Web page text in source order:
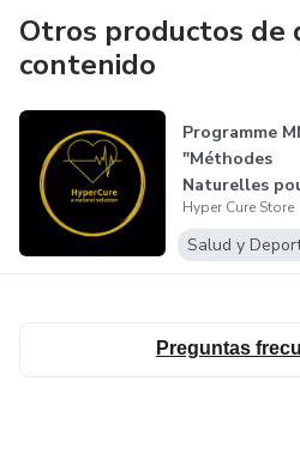
professionals to develop training
effective and safe for all of our
offer a personalized and
at the satisfaction and well-
We believe that our virtual
anyone looking for a healthier
through natural and effective
Otros productos de
contenido
Programme
"Méthodes
Naturelles
Contrôle de
Hyper Cure Store
Salud y
Preguntas